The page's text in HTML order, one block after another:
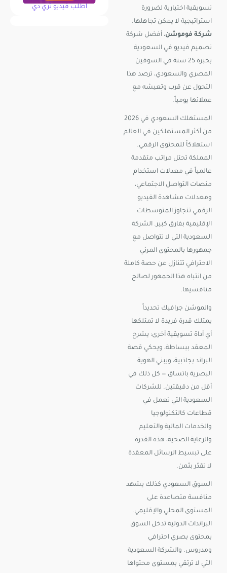
تسويقية اختيارية لضرورة
استراتيجية لا يمكن تجاهلها.
شركة فوموشن، أفضل شركة
تصميم فيديو في السعودية
بخبرة 25 سنة في السوقين
المصري والسعودي، ترصد هذا
التحول عن قرب وتعيشه مع
عملائها يومياً.
المستهلك السعودي في 2026
من أكثر المستهلكين في العالم
استهلاكاً للمحتوى الرقمي.
المملكة تحتل مراتب متقدمة
عالمياً في معدلات استخدام
منصات التواصل الاجتماعي،
ومعدلات مشاهدة الفيديو
الرقمي تتجاوز المتوسطات
الإقليمية بفارق كبير. الشركة
السعودية التي لا تتواصل مع
جمهورها بالمحتوى المرئي
الاحترافي تتنازل عن حصة كاملة
من انتباه هذا الجمهور لصالح
منافسيها.
والموشن جرافيك تحديداً
يمتلك قدرة فريدة لا تمتلكها
أي أداة تسويقية أخرى: يشرح
المعقد ببساطة، ويحكي قصة
البراند بجاذبية، ويبني الهوية
البصرية باتساق — كل ذلك في
أقل من دقيقتين. للشركات
السعودية التي تعمل في
قطاعات كالتكنولوجيا
والخدمات المالية والتعليم
والرعاية الصحية، هذه القدرة
على تبسيط الرسائل المعقدة
لا تقدّر بثمن.
السوق السعودي كذلك يشهد
منافسة متصاعدة على
المستوى المحلي والإقليمي.
البراندات الدولية تدخل السوق
بمحتوى بصري احترافي
ومدروس. والشركة السعودية
التي لا ترتقي بمستوى محتواها
اطلب فيديو ثري دي